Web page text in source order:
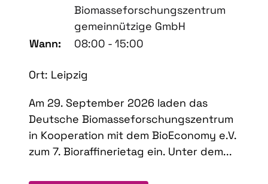
Biomasseforschungszentrum
gemeinnützige GmbH
Wann:
08:00 - 15:00
Ort: Leipzig
Am 29. September 2026 laden das
Deutsche Biomasseforschungszentrum
in Kooperation mit dem BioEconomy e.V.
zum 7. Bioraffinerietag ein. Unter dem...